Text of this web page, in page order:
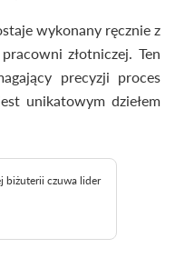
wykonany ręcznie z
złotniczej. Ten
precyzji proces
unikatowym dziełem
biżuterii czuwa lider